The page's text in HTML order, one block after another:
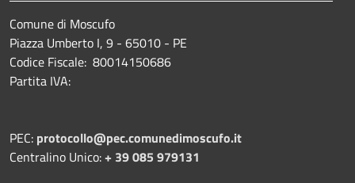
Comune di Moscufo
Piazza Umberto I, 9 - 65010 - PE
Codice Fiscale: 80014150686
Partita IVA:
PEC: protocollo@pec.comunedimoscufo.it
Centralino Unico:+ 39 085 979131